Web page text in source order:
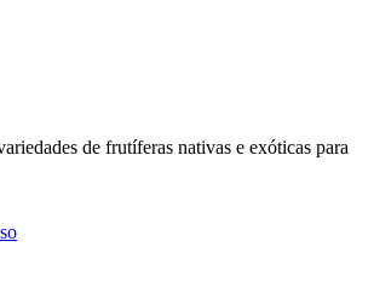
de frutíferas nativas e exóticas para